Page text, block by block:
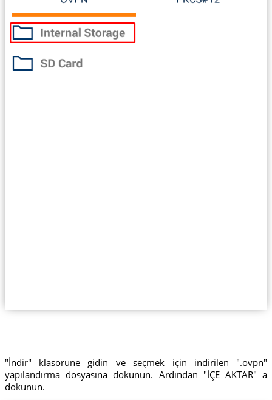
"İndir" klasörüne gidin ve seçmek için indirilen ".ovpn"
yapılandırma dosyasına dokunun. Ardından "İÇE AKTAR" a
dokunun.